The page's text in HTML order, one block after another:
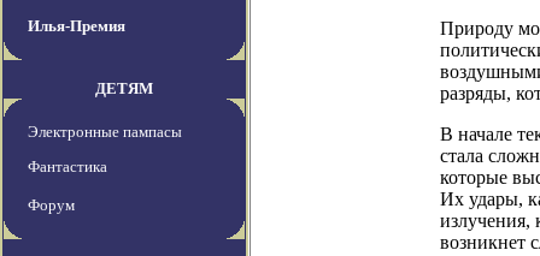
Илья-Премия
ДЕТЯМ
Электронные пампасы
Фантастика
Форум
Природу
разряды,
В начале
стала
которые
Их удары,
излучения,
возникнет